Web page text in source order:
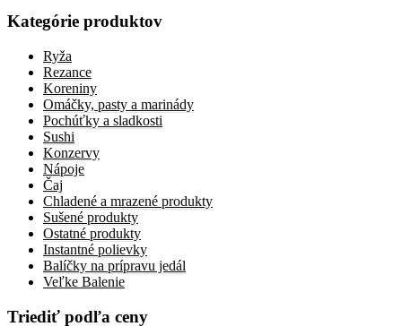
Kategórie produktov
Ryža
Rezance
Koreniny
Omáčky, pasty a marinády
Pochúťky a sladkosti
Sushi
Konzervy
Nápoje
Čaj
Chladené a mrazené produkty
Sušené produkty
Ostatné produkty
Instantné polievky
Balíčky na prípravu jedál
Veľke Balenie
Triediť podľa ceny